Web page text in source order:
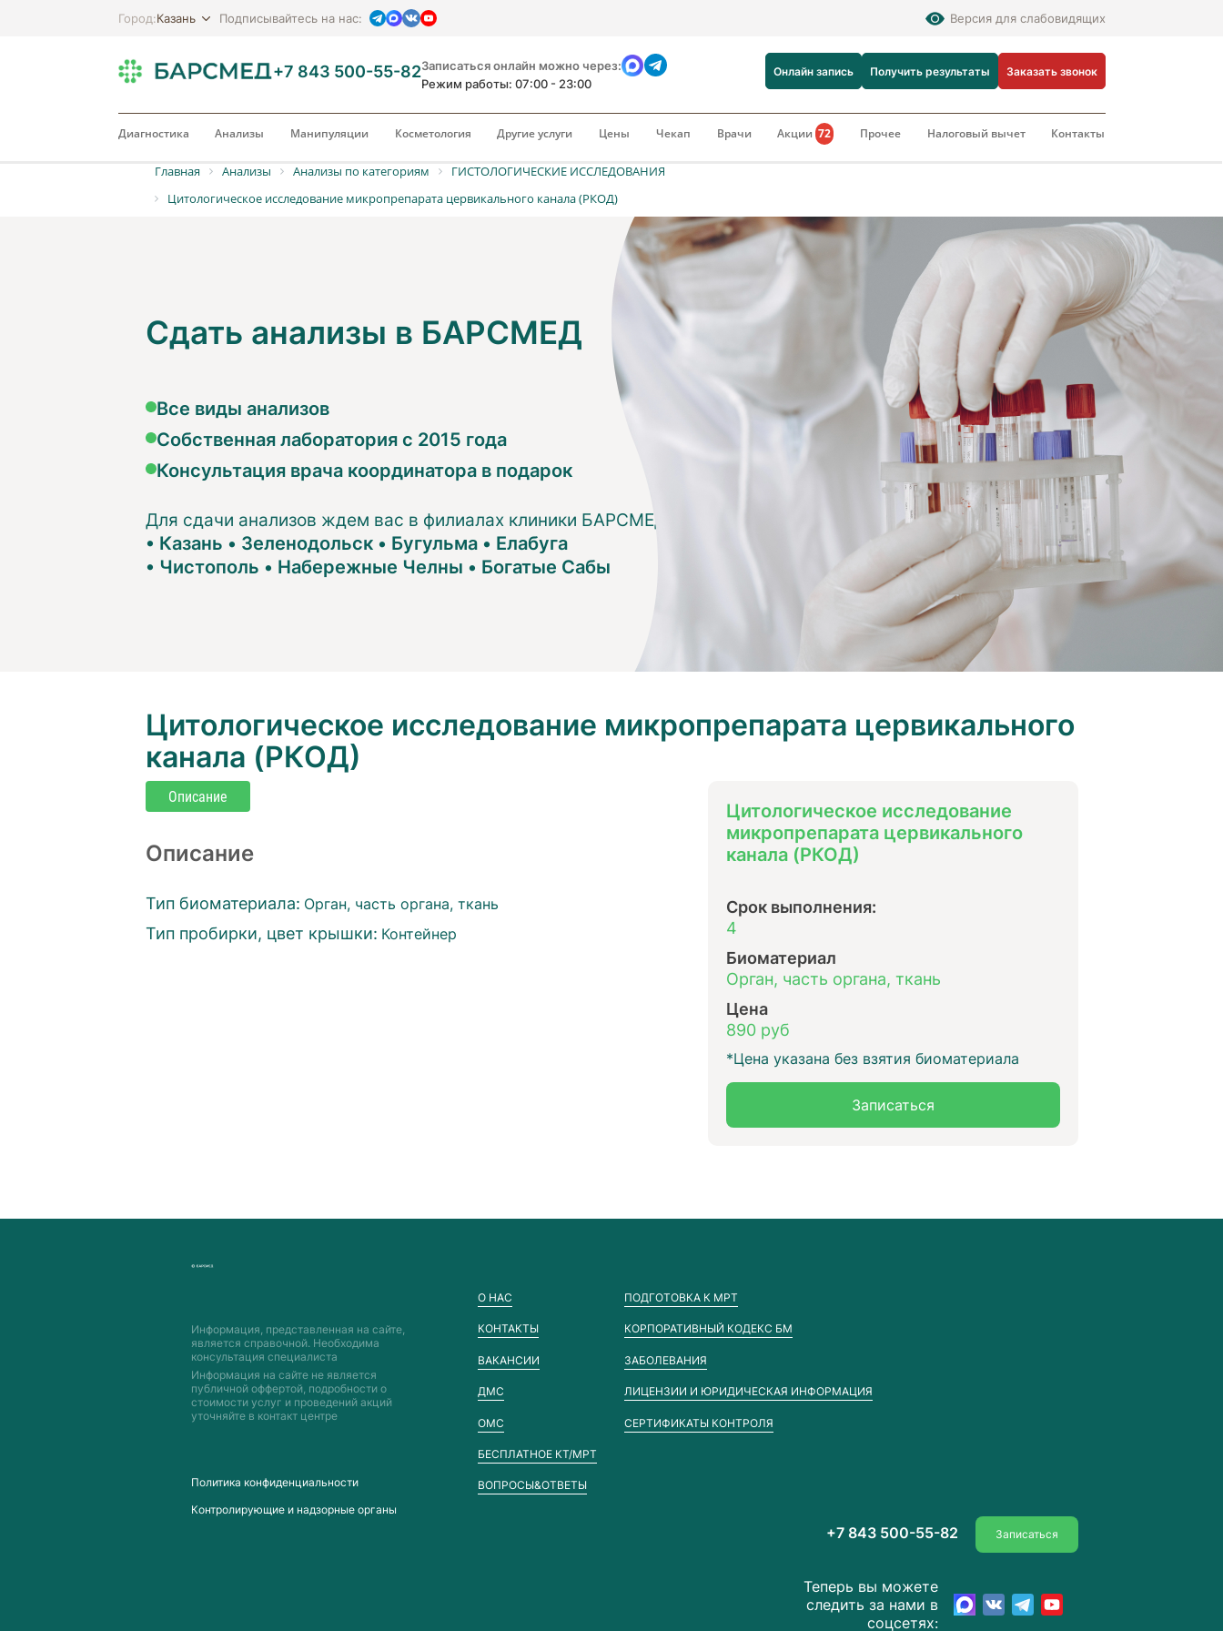
Город:Казань Подписывайтесь на нас: Версия для слабовидящих
+7 843 500-55-82Записаться онлайн можно через:
Режим работы: 07:00 - 23:00
Онлайн запись Получить результаты Заказать звонок
Диагностика Анализы Манипуляции Косметология Другие услуги Цены Чекап Врачи Акции72 Прочее Налоговый вычет Контакты
Главная Анализы Анализы по категориям
ГИСТОЛОГИЧЕСКИЕ ИССЛЕДОВАНИЯ
Цитологическое исследование микропрепарата цервикального канала (РКОД)
Сдать анализы в БАРСМЕД
Все виды анализов
Собственная лаборатория с 2015 года
Консультация врача координатора в подарок
Для сдачи анализов ждем вас в филиалах клиники БАРСМЕД:
• Казань • Зеленодольск• Бугульма• Елабуга
• Чистополь • Набережные Челны • Богатые Сабы
Цитологическое исследование микропрепарата цервикального
канала (РКОД)
Цитологическое исследование
микропрепарата цервикального
канала (РКОД)
Срок выполнения:
4
Биоматериал
Орган, часть органа, ткань
Цена
890 руб
*Цена указана без взятия биоматериала
Записаться
Описание
Описание
Тип биоматериала: Орган, часть органа, ткань
Тип пробирки, цвет крышки: Контейнер
Информация, представленная на сайте,
является справочной. Необходима
консультация специалиста
Информация на сайте не является
публичной оффертой, подробности о
стоимости услуг и проведений акций
уточняйте в контакт центре
Пoлитика конфиденциальности
Контролирующие и надзорные органы
О НАС
КОНТАКТЫ
ВАКАНСИИ
ДМС
ОМС
БЕСПЛАТНОЕ КТ/МРТ
ВОПРОСЫ&ОТВЕТЫ
ПОДГОТОВКА К МРТ
КОРПОРАТИВНЫЙ КОДЕКС БМ
ЗАБОЛЕВАНИЯ
ЛИЦЕНЗИИ И ЮРИДИЧЕСКАЯ ИНФОРМАЦИЯ
СЕРТИФИКАТЫ КОНТРОЛЯ
+7 843 500-55-82 Записаться
Теперь вы можете
следить за нами в
соцсетях: